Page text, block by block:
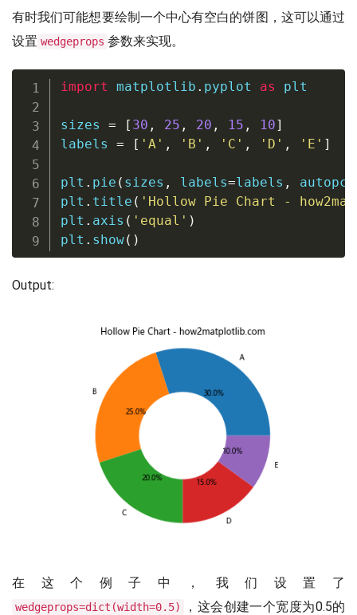
有时我们可能想要绘制一个中心有空白的饼图，这可以通过
设置 wedgeprops 参数来实现。
import matplotlib . pyplot as plt
sizes = [ 30 , 25 , 20 , 15 , 10]
labels = [ 'A' , 'B' , 'C' , 'D' , 'E' ]
plt . pie ( sizes , labels=labels , autopct
plt . title ( 'Hollow Pie Chart -
plt . axis ( 'equal' )
plt . show( )
Output:
在这个例子中，我们设置了
wedgeprops=dict(width=0.5)
，这会创建一个宽度为0.5的